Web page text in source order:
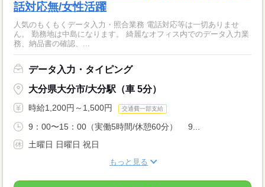
話対応無/女性活躍
人気のもくもくデータ入力・照合業務 電話対応等は一切ありませ
ん。 勤務地は中島になります。 綺麗なオフィス内でのデータ入力業
務、納品書の確認、...
データ入力・タイピング
大分県大分市/大分駅（車 5分）
時給1,200円～1,500円 交通費一部支給
9：00〜15：00（実働5時間/休憩60分） 9...
土曜日 日曜日 祝日
もっと見る